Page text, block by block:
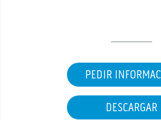
PEDIR
DESCARGAR